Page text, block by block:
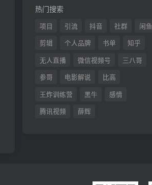
热门搜索
项目 引流 抖音 社群
闲鱼
剪辑
个人品牌 书单
知乎
无人直播
微信视频号
三八哥
参哥
电影解说
比高
王炸训练营
黑牛
感情
腾讯视频
薛辉